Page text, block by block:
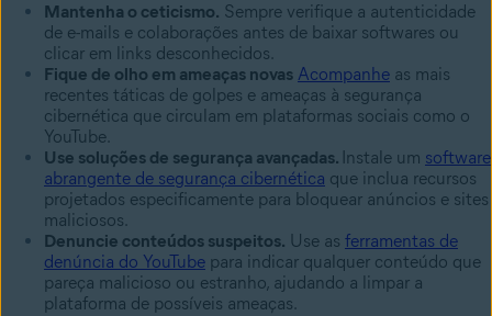
Mantenha o ceticismo. Sempre verifique a autenticidade
de e-mails e colaborações antes de baixar softwares ou
clicar em links desconhecidos.
Fique de olho em ameaças novas Acompanhe as mais
recentes táticas de golpes e ameaças à segurança
cibernética que circulam em plataformas sociais como o
YouTube.
Use soluções de segurança avançadas. Instale um software
abrangente de segurança cibernética que inclua recursos
projetados especificamente para bloquear anúncios e sites
maliciosos.
Denuncie conteúdos suspeitos. Use as ferramentas de
denúncia do YouTube para indicar qualquer conteúdo que
pareça malicioso ou estranho, ajudando a limpar a
plataforma de possíveis ameaças.